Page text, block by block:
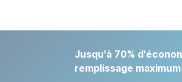
Jusqu'à 70%
remplissage maximum